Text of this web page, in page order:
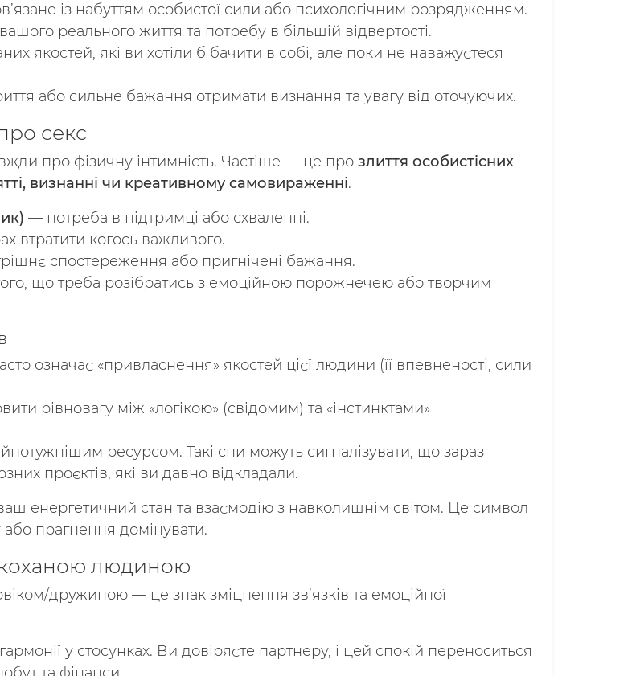
із набуттям особистої сили або психологічним розрядженням.
реального життя та потребу в більшій відвертості.
якостей, які ви хотіли б бачити в собі, але поки не наважуєтеся
або сильне бажання отримати визнання та увагу від оточуючих.
секс
про фізичну інтимність. Частіше — це про злиття особистісних
визнанні чи креативному самовираженні.
— потреба в підтримці або схваленні.
втратити когось важливого.
спостереження або пригнічені бажання.
що треба розібратись з емоційною порожнечею або творчим
означає «привласнення» якостей цієї людини (її впевненості, сили
рівновагу між «логікою» (свідомим) та «інстинктами»
ресурсом. Такі сни можуть сигналізувати, що зараз
проєктів, які ви давно відкладали.
енергетичний стан та взаємодію з навколишнім світом. Це символ
прагнення домінувати.
коханою людиною
дружиною — це знак зміцнення зв’язків та емоційної
у стосунках. Ви довіряєте партнеру, і цей спокій переноситься